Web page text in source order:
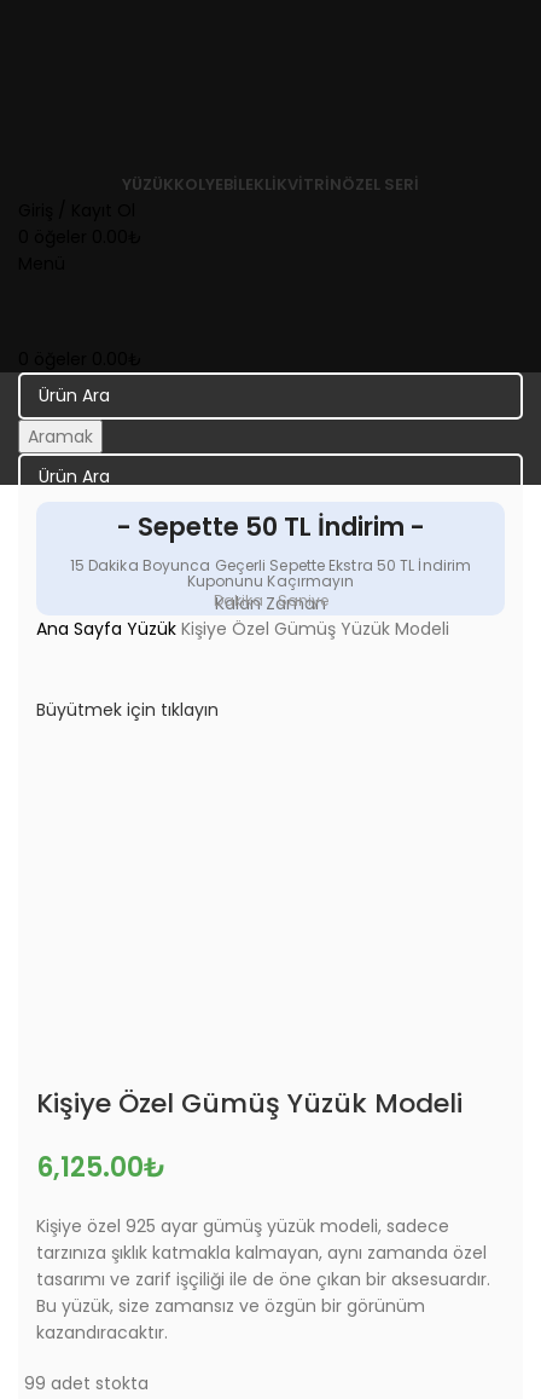
YÜZÜKKOLYEBILEKLIKVITRINÖZEL SERI
Aramak
- Sepette 50 TL İndirim -
15 Dakika Boyunca Geçerli Sepette Ekstra 50 TL İndirim
Kuponunu Kaçırmayın
Kalan Zaman
Dakika Saniye
Ana Sayfa Yüzük Kişiye Özel Gümüş Yüzük Modeli
Büyütmek için tıklayın
Kişiye Özel Gümüş Yüzük Modeli
6,125.00₺
Kişiye özel 925 ayar gümüş yüzük modeli, sadece
tarzınıza şıklık katmakla kalmayan, aynı zamanda özel
tasarımı ve zarif işçiliği ile de öne çıkan bir aksesuardır.
Bu yüzük, size zamansız ve özgün bir görünüm
kazandıracaktır.
99 adet stokta